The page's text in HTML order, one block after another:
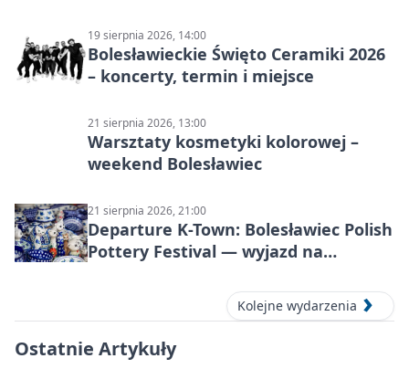
19 sierpnia 2026, 14:00
Bolesławieckie Święto Ceramiki 2026
– koncerty, termin i miejsce
21 sierpnia 2026, 13:00
Warsztaty kosmetyki kolorowej –
weekend Bolesławiec
21 sierpnia 2026, 21:00
Departure K-Town: Bolesławiec Polish
Pottery Festival — wyjazd na
Kolejne wydarzenia
Ostatnie Artykuły